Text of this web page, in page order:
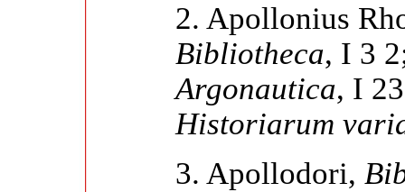
2. Apollonius
Bibliotheca, I 3
Argonautica, I
Historiarum
3. Apollodori,